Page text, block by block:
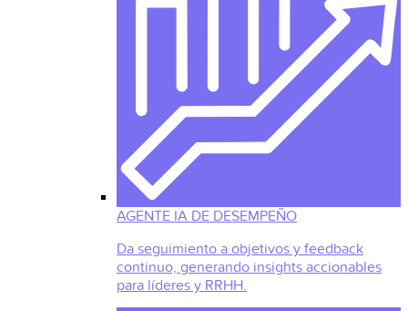
AGENTE IA DE DESEMPEÑO
Da seguimiento a objetivos y feedback
continuo, generando insights accionables
para líderes y RRHH.